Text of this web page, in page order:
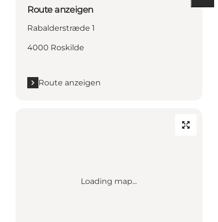
Route anzeigen
Rabalderstræde 1
4000 Roskilde
Route anzeigen
Loading map...